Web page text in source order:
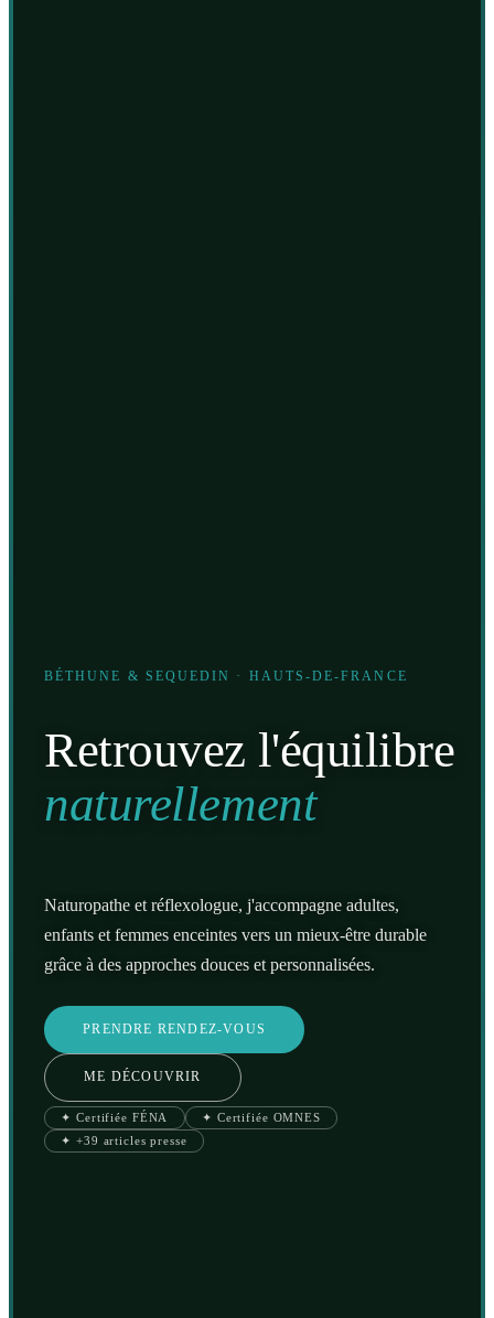
BÉTHUNE & SEQUEDIN · HAUTS-DE-FRANCE
Retrouvez l'équilibre
naturellement
Naturopathe et réflexologue, j'accompagne adultes,
enfants et femmes enceintes vers un mieux-être durable
grâce à des approches douces et personnalisées.
PRENDRE RENDEZ-VOUS
ME DÉCOUVRIR
✦ Certifiée FÉNA
✦ Certifiée OMNES
✦ +39 articles presse